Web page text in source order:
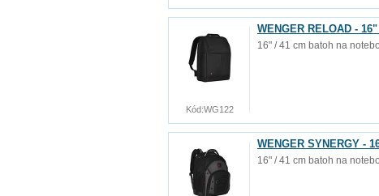
WENGER RELOAD -
16" / 41 cm batoh na
Kód:WG122
WENGER SYNERGY -
16" / 41 cm batoh na